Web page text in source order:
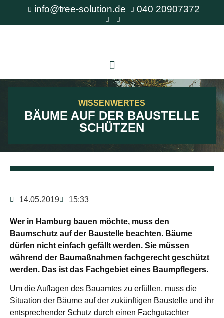
info@tree-solution.de 040 20907372
WISSENWERTES
BÄUME AUF DER BAUSTELLE
SCHÜTZEN
14.05.2019 15:33
Wer in Hamburg bauen möchte, muss den
Baumschutz auf der Baustelle beachten. Bäume
dürfen nicht einfach gefällt werden. Sie müssen
während der Baumaßnahmen fachgerecht geschützt
werden. Das ist das Fachgebiet eines Baumpflegers.
Um die Auflagen des Bauamtes zu erfüllen, muss die
Situation der Bäume auf der zukünftigen Baustelle und ihr
entsprechender Schutz durch einen Fachgutachter